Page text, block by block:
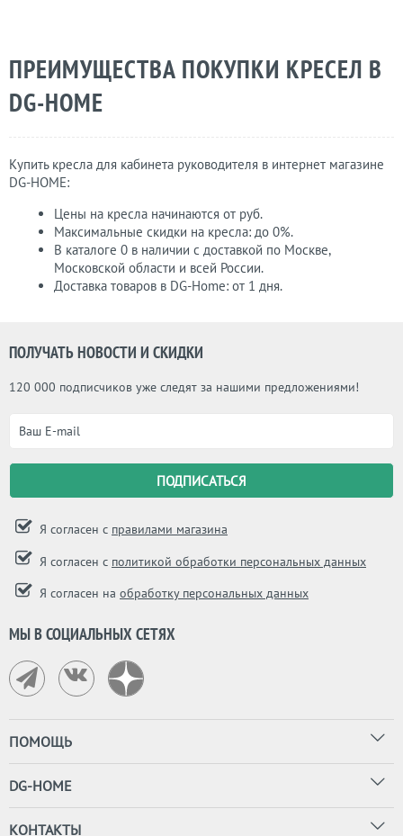
ПРЕИМУЩЕСТВА ПОКУПКИ КРЕСЕЛ В
DG-НОМЕ
Купить кресла для кабинета руководителя в интернет магазине
DG-НОМЕ:
Цены на кресла начинаются от руб.
Максимальные скидки на кресла: до 0%.
В каталоге 0 в наличии с доставкой по Москве,
Московской области и всей России.
Доставка товаров в DG-Home: от 1 дня.
ПОЛУЧАТЬ НОВОСТИ И СКИДКИ
120 000 подписчиков уже следят за нашими предложениями!
Я согласен с правилами магазина
Я согласен с политикой обработки персональных данных
Я согласен на обработку персональных данных
МЫ В СОЦИАЛЬНЫХ СЕТЯХ
ПОМОЩЬ
DG-HOME
КОНТАКТЫ